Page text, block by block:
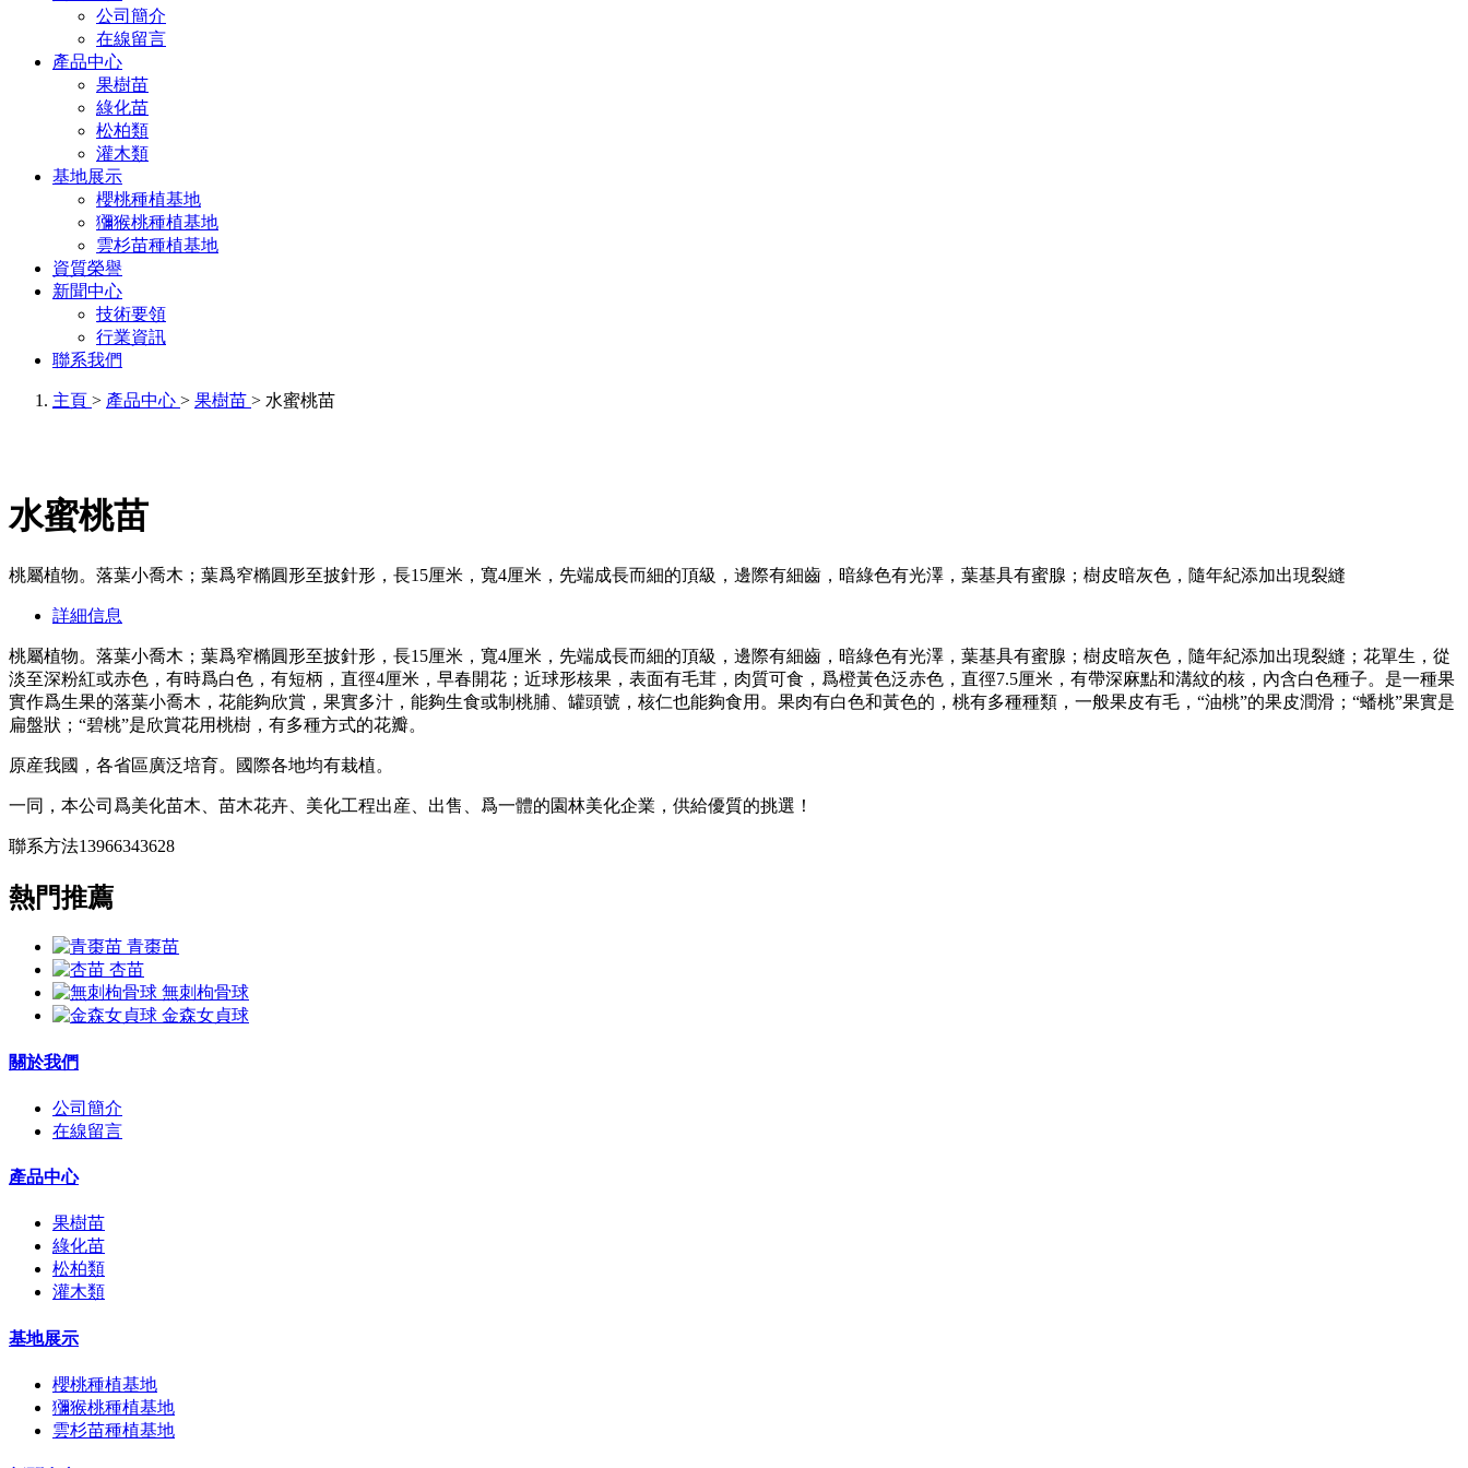
公司簡介
在線留言
產品中心
果樹苗
綠化苗
松柏類
灌木類
基地展示
櫻桃種植基地
獼猴桃種植基地
雲杉苗種植基地
資質榮譽
新聞中心
技術要領
行業資訊
聯系我們
主頁 > 產品中心 > 果樹苗 > 水蜜桃苗
水蜜桃苗
桃屬植物。落葉小喬木；葉爲窄橢圓形至披針形，長15厘米，寬4厘米，先端成長而細的頂級，邊際有細齒，暗綠色有光澤，葉基具有蜜腺；樹皮暗灰色，隨年紀添加出現裂縫
詳細信息
桃屬植物。落葉小喬木；葉爲窄橢圓形至披針形，長15厘米，寬4厘米，先端成長而細的頂級，邊際有細齒，暗綠色有光澤，葉基具有蜜腺；樹皮暗灰色，隨年紀添加出現裂縫；花單生，從
淡至深粉紅或赤色，有時爲白色，有短柄，直徑4厘米，早春開花；近球形核果，表面有毛茸，肉質可食，爲橙黃色泛赤色，直徑7.5厘米，有帶深麻點和溝紋的核，內含白色種子。是一種果
實作爲生果的落葉小喬木，花能夠欣賞，果實多汁，能夠生食或制桃脯、罐頭號，核仁也能夠食用。果肉有白色和黃色的，桃有多種種類，一般果皮有毛，“油桃”的果皮潤滑；“蟠桃”果實是
扁盤狀；“碧桃”是欣賞花用桃樹，有多種方式的花瓣。
原産我國，各省區廣泛培育。國際各地均有栽植。
一同，本公司爲美化苗木、苗木花卉、美化工程出産、出售、爲一體的園林美化企業，供給優質的挑選！
聯系方法13966343628
熱門推薦
青棗苗
杏苗
無刺枸骨球
金森女貞球
關於我們
公司簡介
在線留言
產品中心
果樹苗
綠化苗
松柏類
灌木類
基地展示
櫻桃種植基地
獼猴桃種植基地
雲杉苗種植基地